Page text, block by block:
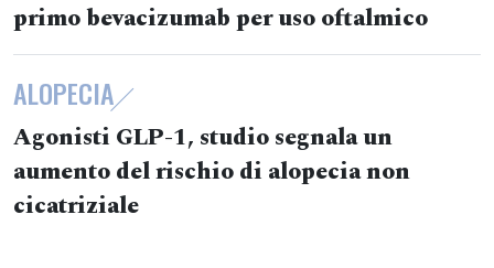
primo bevacizumab per uso oftalmico
ALOPECIA
Agonisti GLP-1, studio segnala un
aumento del rischio di alopecia non
cicatriziale